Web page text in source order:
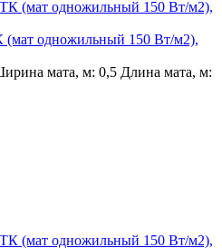
одножильный 150 Вт/м2),
мата, м: 0,5 Длина мата, м: